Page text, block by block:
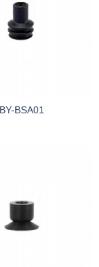
BY-BSA01